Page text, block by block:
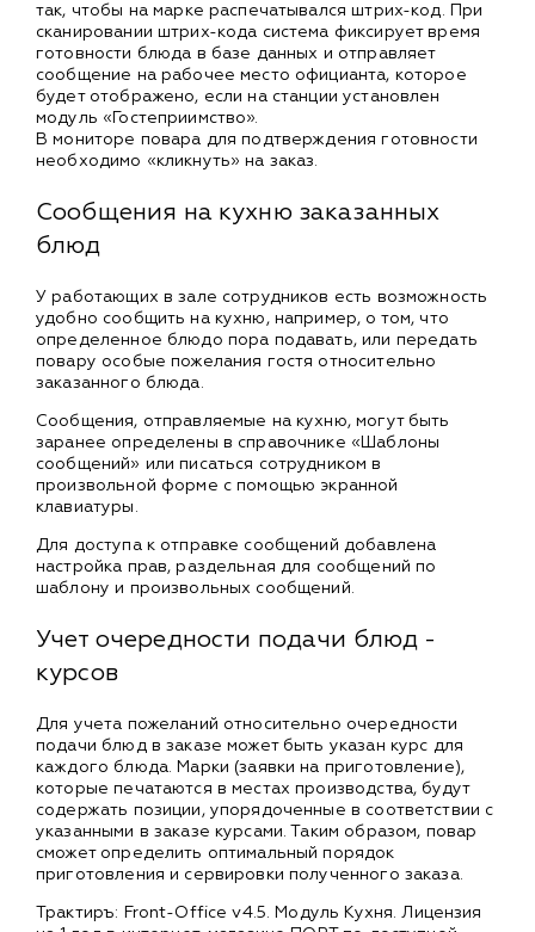
так, чтобы на марке распечатывался штрих-код. При
сканировании штрих-кода система фиксирует время
готовности блюда в базе данных и отправляет
сообщение на рабочее место официанта, которое
будет отображено, если на станции установлен
модуль «Гостеприимство».
В мониторе повара для подтверждения готовности
необходимо «кликнуть» на заказ.
Сообщения на кухню заказанных
блюд
У работающих в зале сотрудников есть возможность
удобно сообщить на кухню, например, о том, что
определенное блюдо пора подавать, или передать
повару особые пожелания гостя относительно
заказанного блюда.
Сообщения, отправляемые на кухню, могут быть
заранее определены в справочнике «Шаблоны
сообщений» или писаться сотрудником в
произвольной форме с помощью экранной
клавиатуры.
Для доступа к отправке сообщений добавлена
настройка прав, раздельная для сообщений по
шаблону и произвольных сообщений.
Учет очередности подачи блюд -
курсов
Для учета пожеланий относительно очередности
подачи блюд в заказе может быть указан курс для
каждого блюда. Марки (заявки на приготовление),
которые печатаются в местах производства, будут
содержать позиции, упорядоченные в соответствии с
указанными в заказе курсами. Таким образом, повар
сможет определить оптимальный порядок
приготовления и сервировки полученного заказа.
Трактиръ: Front-Office v4.5. Модуль Кухня. Лицензия